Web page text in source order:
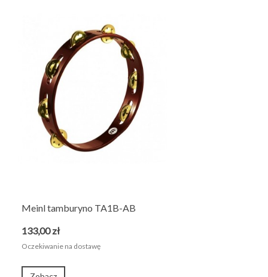
Meinl tamburyno TA1B-AB
133,00 zł
Oczekiwanie na dostawę